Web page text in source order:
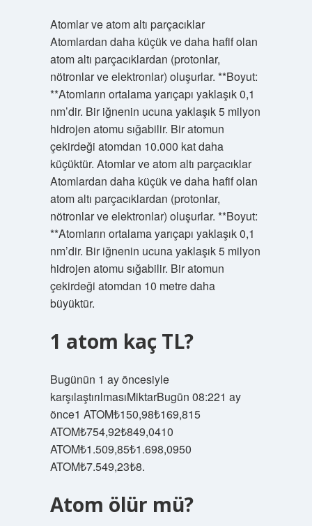
Atomlar ve atom altı parçacıklar
Atomlardan daha küçük ve daha hafif olan
atom altı parçacıklardan (protonlar,
nötronlar ve elektronlar) oluşurlar. **Boyut:
**Atomların ortalama yarıçapı yaklaşık 0,1
nm’dir. Bir iğnenin ucuna yaklaşık 5 milyon
hidrojen atomu sığabilir. Bir atomun
çekirdeği atomdan 10.000 kat daha
küçüktür. Atomlar ve atom altı parçacıklar
Atomlardan daha küçük ve daha hafif olan
atom altı parçacıklardan (protonlar,
nötronlar ve elektronlar) oluşurlar. **Boyut:
**Atomların ortalama yarıçapı yaklaşık 0,1
nm’dir. Bir iğnenin ucuna yaklaşık 5 milyon
hidrojen atomu sığabilir. Bir atomun
çekirdeği atomdan 10 metre daha
büyüktür.
1 atom kaç TL?
Bugünün 1 ay öncesiyle
karşılaştırılmasıMiktarBugün 08:221 ay
önce1 ATOM₺150,98₺169,815
ATOM₺754,92₺849,0410
ATOM₺1.509,85₺1.698,0950
ATOM₺7.549,23₺8.
Atom ölür mü?